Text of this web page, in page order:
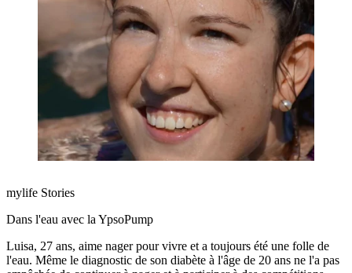
mylife Stories
Dans l'eau avec la YpsoPump
Luisa, 27 ans, aime nager pour vivre et a toujours été une folle de
l'eau. Même le diagnostic de son diabète à l'âge de 20 ans ne l'a pas